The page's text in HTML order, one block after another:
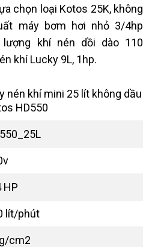
chọn loại Kotos 25K, không
máy bơm hơi nhỏ 3/4hp
khí nén dồi dào 110
khí Lucky 9L, 1hp.
nén khí mini 25 lít không dầu
HD550
HP
lít/phút
cm2